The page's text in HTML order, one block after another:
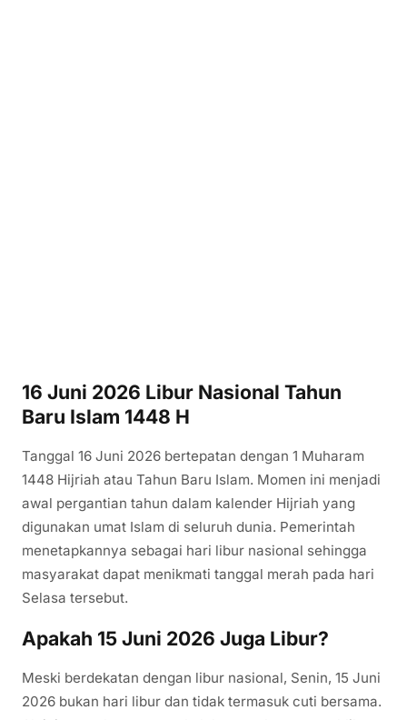
16 Juni 2026 Libur Nasional Tahun
Baru Islam 1448 H
Tanggal 16 Juni 2026 bertepatan dengan 1 Muharam
1448 Hijriah atau Tahun Baru Islam. Momen ini menjadi
awal pergantian tahun dalam kalender Hijriah yang
digunakan umat Islam di seluruh dunia. Pemerintah
menetapkannya sebagai hari libur nasional sehingga
masyarakat dapat menikmati tanggal merah pada hari
Selasa tersebut.
Apakah 15 Juni 2026 Juga Libur?
Meski berdekatan dengan libur nasional, Senin, 15 Juni
2026 bukan hari libur dan tidak termasuk cuti bersama.